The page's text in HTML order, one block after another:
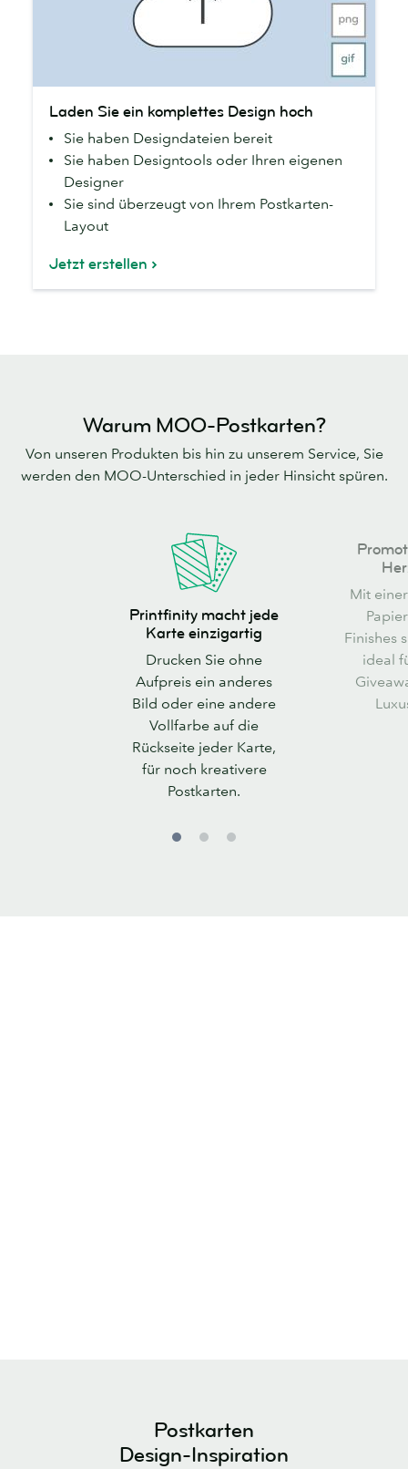
Sie
ein
komplettes
Design
hoch
Laden Sie ein komplettes Design hoch
Sie haben Designdateien bereit
Sie haben Designtools oder Ihren eigenen
Designer
Sie sind überzeugt von Ihrem Postkarten-
Layout
Jetzt erstellen
Warum MOO-Postkarten?
Von unseren Produkten bis hin zu unserem Service, Sie
werden den MOO-Unterschied in jeder Hinsicht spüren.
Printfinity
einzigartig
Printfinity macht jede
Karte einzigartig
Drucken Sie ohne
Aufpreis ein anderes
Bild oder eine andere
Vollfarbe auf die
Rückseite jeder Karte,
für noch kreativere
Postkarten.
Promoten
Herzenslust
Mit
Finishes
ideal
Postkarten
Design-Inspiration